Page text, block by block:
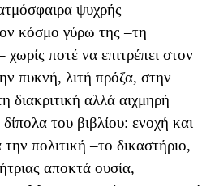
ψυχρής
κόσμο γύρω της –τη
ποτέ να επιτρέπει στον
πυκνή, λιτή πρόζα, στην
διακριτική αλλά αιχμηρή
του βιβλίου: ενοχή και
πολιτική –το δικαστήριο,
αποκτά ουσία,